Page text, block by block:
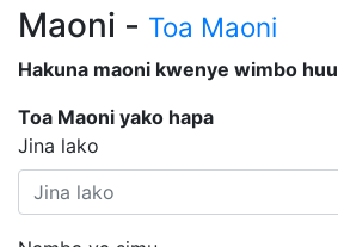
Maoni - Toa Maoni
Hakuna maoni kwenye wimbo huu
Toa Maoni yako hapa
Jina lako